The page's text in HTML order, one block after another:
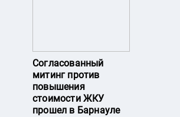
Согласованный
митинг против
повышения
стоимости ЖКУ
прошел в Барнауле